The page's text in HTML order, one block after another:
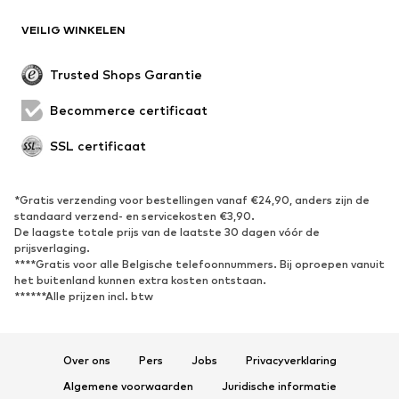
VEILIG WINKELEN
Trusted Shops Garantie
Becommerce certificaat
SSL certificaat
*Gratis verzending voor bestellingen vanaf €24,90, anders zijn de
standaard verzend- en servicekosten €3,90.
De laagste totale prijs van de laatste 30 dagen vóór de
prijsverlaging.
****Gratis voor alle Belgische telefoonnummers. Bij oproepen vanuit
het buitenland kunnen extra kosten ontstaan.
******Alle prijzen incl. btw
Over ons Pers Jobs
Privacyverklaring
Algemene voorwaarden
Juridische informatie